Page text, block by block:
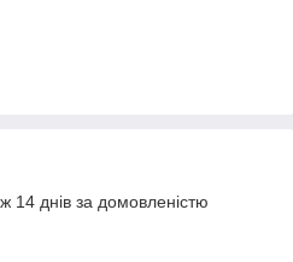
14 днів за домовленістю